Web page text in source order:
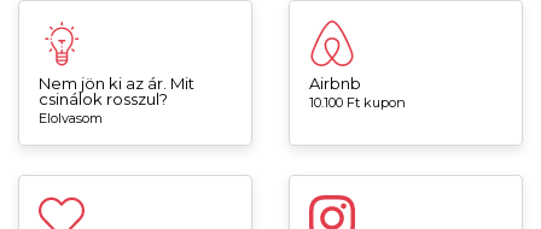
Nem jön ki az ár. Mit
csinálok rosszul?
Elolvasom
Airbnb
10.100 Ft kupon